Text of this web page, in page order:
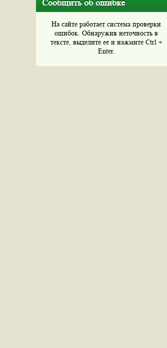
Сообщить об ошибке
На сайте работает система проверки
ошибок. Обнаружив неточность в
тексте, выделите ее и нажмите Ctrl +
Enter.